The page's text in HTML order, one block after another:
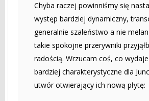
Chyba raczej powinniśmy się
występ bardziej dynamiczny,
generalnie szaleństwo a nie
takie spokojne przerywniki
radością. Wrzucam coś, co
bardziej charakterystyczne dla
utwór otwierający ich nową płytę: